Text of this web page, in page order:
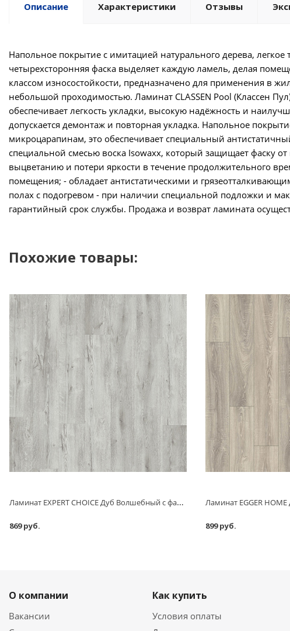
Описание Характеристики Отзывы
Напольное покрытие с имитацией натурального дерева,
четырехсторонняя фаска выделяет каждую ламель, делая
классом износостойкости, предназначено для применения в
небольшой проходимостью. Ламинат CLASSEN Pool (Классен
обеспечивает легкость укладки, высокую надёжность и
допускается демонтаж и повторная укладка. Напольное
микроцарапинам, это обеспечивает специальный
специальной смесью воска Isowaxx, который защищает фаску
выцветанию и потери яркости в течение продолжительного
помещения; - обладает антистатическими и
полах с подогревом - при наличии специальной подложки и
гарантийный срок службы. Продажа и возврат ламината
Похожие товары:
Ламинат EXPERT CHOICE Дуб Волшебный с фаской 8 мм АС4/32 класс 2,22 м2
869 руб. 899 руб.
О компании
Вакансии
Как купить
Условия оплаты